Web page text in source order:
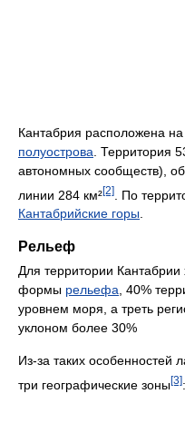
Кантабрия расположена
полуострова . Территория
автономных сообществ),
линии 284 км²[2]
. По
Кантабрийские горы.
Рельеф
Для территории
формы рельефа, 40%
уровнем моря, а треть
уклоном более 30%
Из-за таких особенностей
три географические зоны[3]: